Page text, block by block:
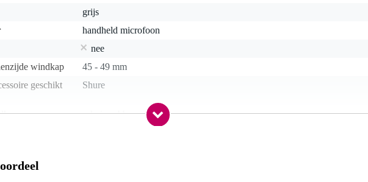
grijs
handheld microfoon
nee
windkap
45 - 49 mm
geschikt
Shure
schuimrubber